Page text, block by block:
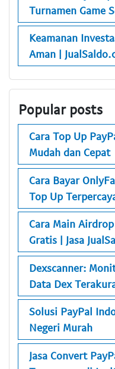
Turnamen Game
Keamanan
Aman |
Popular posts
Cara Top Up
Mudah dan Cepat
Cara Bayar
Top Up
Cara Main
Gratis | Jasa
Dexscanner:
Data Dex
Solusi PayPal
Negeri Murah
Jasa Convert